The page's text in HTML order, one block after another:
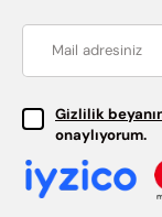
Gizlilik
onaylıyorum.